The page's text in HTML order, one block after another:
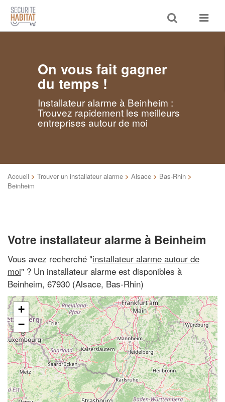
Toggle
search
Toggle
On vous fait gagner
du temps !
Installateur alarme à Beinheim :
Trouvez rapidement les meilleurs
entreprises autour de moi
Accueil > Trouver un installateur alarme > Alsace > Bas-Rhin >
Beinheim
Votre installateur alarme à Beinheim
Vous avez recherché "installateur alarme autour de
moi" ? Un installateur alarme est disponibles à
Beinheim, 67930 (Alsace, Bas-Rhin)
+
−